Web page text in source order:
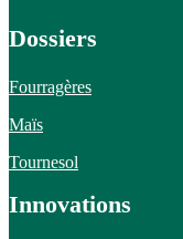
Dossiers
Fourragères
Maïs
Tournesol
Innovations